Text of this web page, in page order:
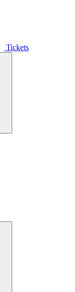
Tickets